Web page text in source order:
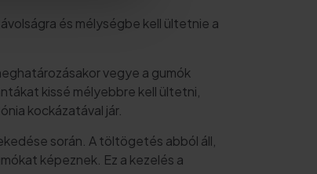
és mélységbe kell ültetnie a
vegye a gumók
kissé mélyebbre kell ültetni,
kockázatával jár.
során. A töltögetés abból áll,
képeznek. Ez a kezelés a